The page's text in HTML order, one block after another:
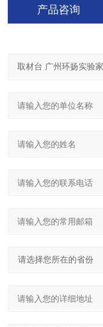
产品咨询